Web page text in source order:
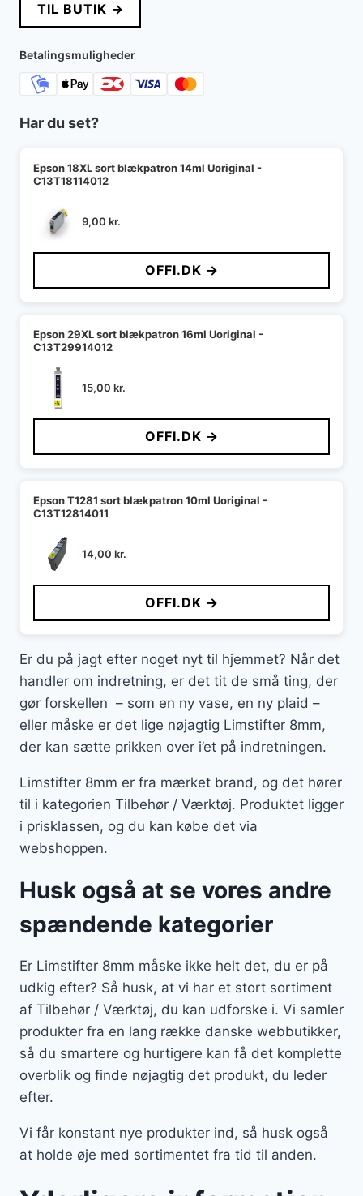
TIL BUTIK →
Betalingsmuligheder
Har du set?
Epson 18XL sort blækpatron 14ml Uoriginal -
C13T18114012
9,00 kr.
OFFI.DK →
Epson 29XL sort blækpatron 16ml Uoriginal -
C13T29914012
15,00 kr.
OFFI.DK →
Epson T1281 sort blækpatron 10ml Uoriginal -
C13T12814011
14,00 kr.
OFFI.DK →
Er du på jagt efter noget nyt til hjemmet? Når det
handler om indretning, er det tit de små ting, der
gør forskellen – som en ny vase, en ny plaid –
eller måske er det lige nøjagtig Limstifter 8mm,
der kan sætte prikken over i’et på indretningen.
Limstifter 8mm er fra mærket brand, og det hører
til i kategorien Tilbehør / Værktøj. Produktet ligger
i prisklassen, og du kan købe det via
webshoppen.
Husk også at se vores andre
spændende kategorier
Er Limstifter 8mm måske ikke helt det, du er på
udkig efter? Så husk, at vi har et stort sortiment
af Tilbehør / Værktøj, du kan udforske i. Vi samler
produkter fra en lang række danske webbutikker,
så du smartere og hurtigere kan få det komplette
overblik og finde nøjagtig det produkt, du leder
efter.
Vi får konstant nye produkter ind, så husk også
at holde øje med sortimentet fra tid til anden.